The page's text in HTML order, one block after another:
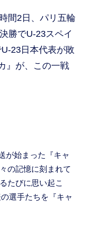
間2日、パリ五輪
勝でU-23スペイ
23日本代表が敗
』が、この一戦
が始まった『キャ
の記憶に刻まれて
たびに思い起こ
選手たちを『キャ